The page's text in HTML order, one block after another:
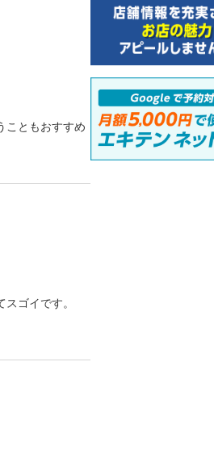
こともおすすめ
ゴイです。